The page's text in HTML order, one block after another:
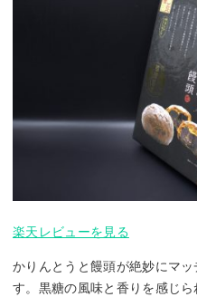
楽天レビューを見る
かりんとうと饅頭が絶妙にマ
す。黒糖の風味と香りを感じ